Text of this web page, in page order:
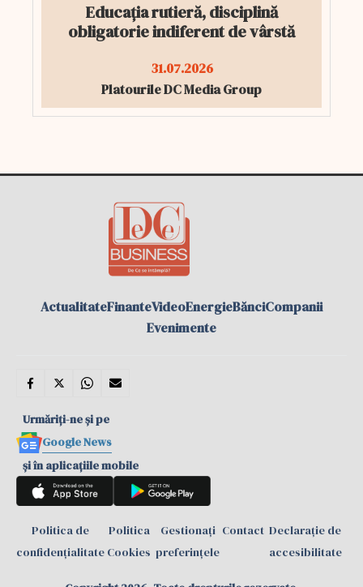
Educația rutieră, disciplină
obligatorie indiferent de vârstă
31.07.2026
Platourile DC Media Group
ActualitateFinanteVideoEnergieBănciCompanii
Evenimente
Urmăriți-ne și pe
Google News
și în aplicațiile mobile
Politica de
confidențialitate
Politica
Cookies
Gestionați
preferințele
Contact Declarație de
accesibilitate